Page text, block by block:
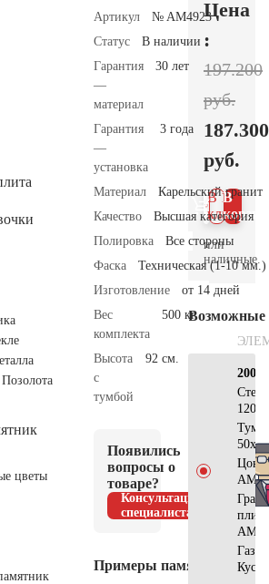
цветы
Артикул
№ AM4923
Статус
В наличии
Гарантия
—
материал
30 лет
Гарантия
—
установка
3 года
Материал
Карельский гранит
Качество
Высшая категория
Полировка
Все стороны
Фаска
Техническая (1-10 мм.)
Изготовление
от 14 дней
Вес
комплекта
500 кг.
Высота
с
тумбой
92 см.
Появились
вопросы о
товаре?
Консультация
специалиста
Примеры памятников
Цена
:
197.200
руб.
187.300
руб.
В
В 1
клик
или
наличные.
Возможные
Кусты